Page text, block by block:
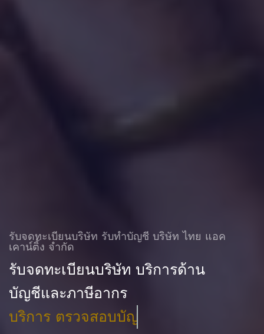
รับจดทะเบียนบริษัท รับทําบัญชี บริษัท ไทย แอค
เคาน์ติ้ง จำกัด
รับจดทะเบียนบริษัท บริการด้าน
บัญชีและภาษีอากร
บริการ ตรวจสอบบัญชี